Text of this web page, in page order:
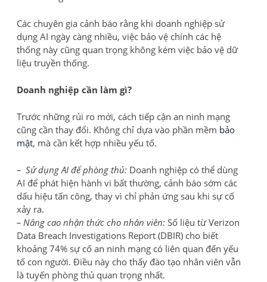
Các chuyên gia cảnh báo rằng khi doanh nghiệp sử
dụng AI ngày càng nhiều, việc bảo vệ chính các hệ
thống này cũng quan trọng không kém việc bảo vệ dữ
liệu truyền thống.
Doanh nghiệp cần làm gì?
Trước những rủi ro mới, cách tiếp cận an ninh mạng
cũng cần thay đổi. Không chỉ dựa vào phần mềm bảo
mật, mà cần kết hợp nhiều yếu tố.
– Sử dụng AI để phòng thủ: Doanh nghiệp có thể dùng
AI để phát hiện hành vi bất thường, cảnh báo sớm các
dấu hiệu tấn công, thay vì chỉ phản ứng sau khi sự cố
xảy ra.
– Nâng cao nhận thức cho nhân viên: Số liệu từ Verizon
Data Breach Investigations Report (DBIR) cho biết
khoảng 74% sự cố an ninh mạng có liên quan đến yếu
tố con người. Điều này cho thấy đào tạo nhân viên vẫn
là tuyến phòng thủ quan trọng nhất.